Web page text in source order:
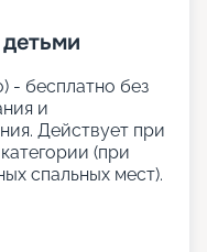
- бесплатно без
и
Действует при
(при
спальных мест).